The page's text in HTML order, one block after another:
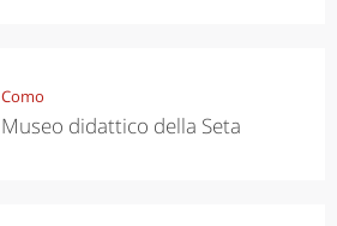
Como
Museo didattico della Seta